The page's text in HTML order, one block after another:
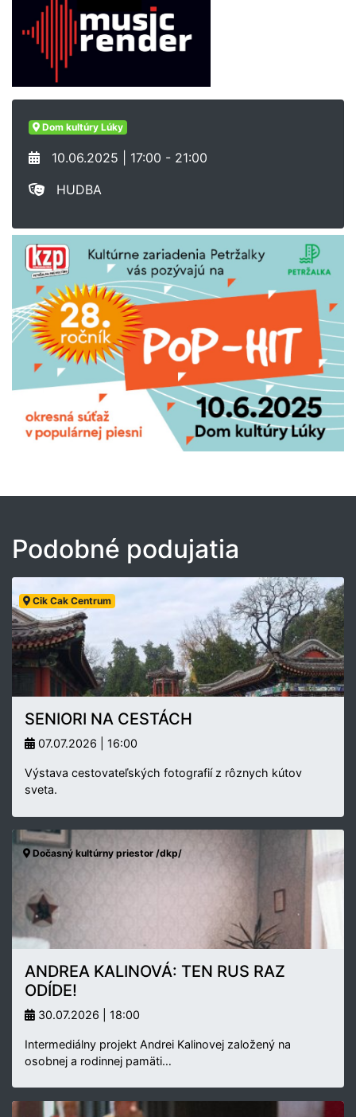
Dom kultúry Lúky
10.06.2025 | 17:00 - 21:00
HUDBA
Podobné podujatia
Cik Cak Centrum
SENIORI NA CESTÁCH
07.07.2026 | 16:00
Výstava cestovateľských fotografií z rôznych kútov
sveta.
Dočasný kultúrny priestor /dkp/
ANDREA KALINOVÁ: TEN RUS RAZ
ODÍDE!
30.07.2026 | 18:00
Intermediálny projekt Andrei Kalinovej založený na
osobnej a rodinnej pamäti…